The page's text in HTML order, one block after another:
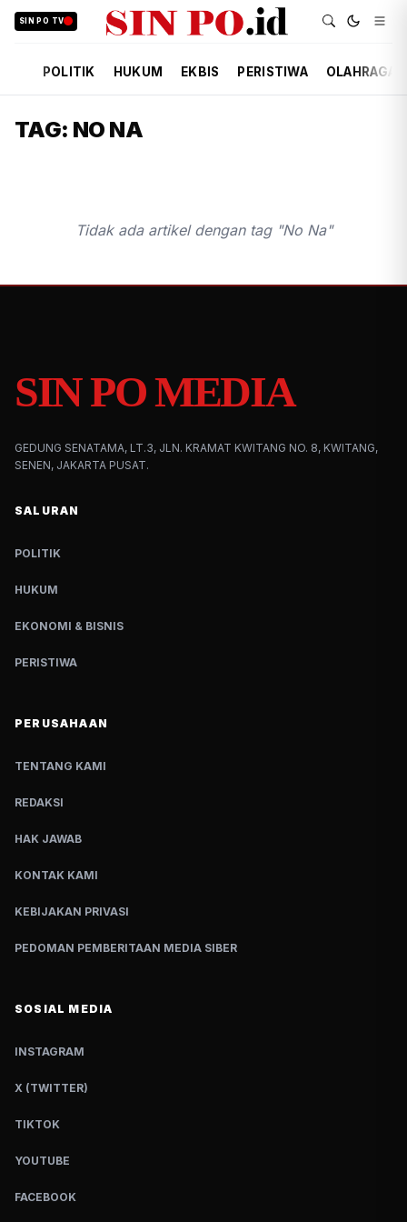
SIN PO TV
POLITIK HUKUM EKBIS PERISTIWA OLAHRAGA
TAG: NO NA
Tidak ada artikel dengan tag "No Na"
SIN PO MEDIA
GEDUNG SENATAMA, LT.3, JLN. KRAMAT KWITANG NO. 8, KWITANG,
SENEN, JAKARTA PUSAT.
SALURAN
POLITIK
HUKUM
EKONOMI & BISNIS
PERISTIWA
PERUSAHAAN
TENTANG KAMI
REDAKSI
HAK JAWAB
KONTAK KAMI
KEBIJAKAN PRIVASI
PEDOMAN PEMBERITAAN MEDIA SIBER
SOSIAL MEDIA
INSTAGRAM
X (TWITTER)
TIKTOK
YOUTUBE
FACEBOOK